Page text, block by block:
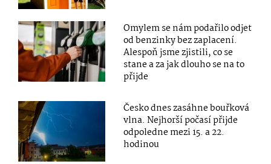
Omylem se nám podařilo odjet
od benzinky bez zaplacení.
Alespoň jsme zjistili, co se
stane a za jak dlouho se na to
přijde
Česko dnes zasáhne bouřková
vlna. Nejhorší počasí přijde
odpoledne mezi 15. a 22.
hodinou